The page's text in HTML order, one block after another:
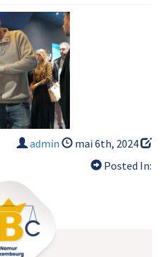
admin
mai 6th, 2024
Posted In: